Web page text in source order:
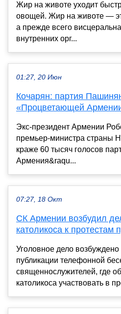
Жир на животе уходит
овощей. Жир на животе —
а прежде всего
внутренних орг...
01:27, 20 Июн
Кочарян: партия
«Процветающей
Экс-президент Армении
премьер-министра страны
краже 60 тысяч голосов
Армения&raqu...
07:27, 18 Окт
СК Армении возбудил
католикоса к протестам
Уголовное дело
публикации телефонной
священнослужителей, где
католикоса участвовать в